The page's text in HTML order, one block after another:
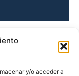
y/o acceder a